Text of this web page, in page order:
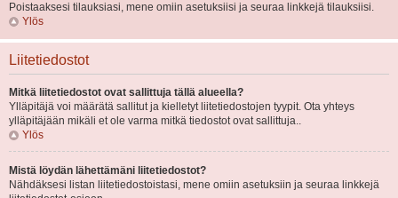
Poistaaksesi tilauksiasi, mene omiin asetuksiisi ja seuraa linkkejä tilauksiisi.
Ylös
Liitetiedostot
Mitkä liitetiedostot ovat sallittuja tällä alueella?
Ylläpitäjä voi määrätä sallitut ja kielletyt liitetiedostojen tyypit. Ota yhteys
ylläpitäjään mikäli et ole varma mitkä tiedostot ovat sallittuja..
Ylös
Mistä löydän lähettämäni liitetiedostot?
Nähdäksesi listan liitetiedostoistasi, mene omiin asetuksiin ja seuraa linkkejä